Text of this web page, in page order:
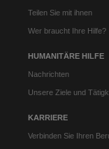
Teilen Sie mit ihnen
Wer braucht Ihre Hilfe?
HUMANITÄRE HILFE
Nachrichten
Unsere Ziele und
KARRIERE
Verbinden Sie Ihren